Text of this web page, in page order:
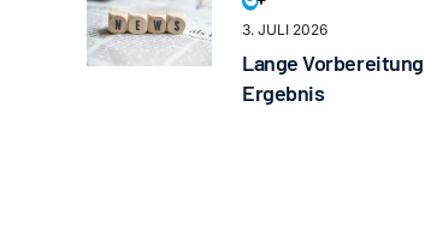
3. JULI 2026
Lange
Ergebnis